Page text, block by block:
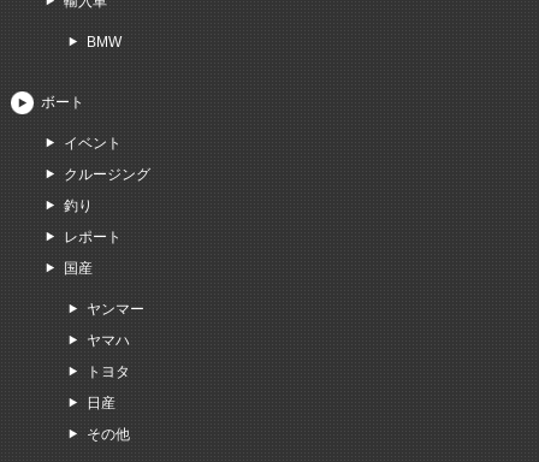
BMW
ボート
イベント
クルージング
釣り
レポート
国産
ヤンマー
ヤマハ
トヨタ
日産
その他